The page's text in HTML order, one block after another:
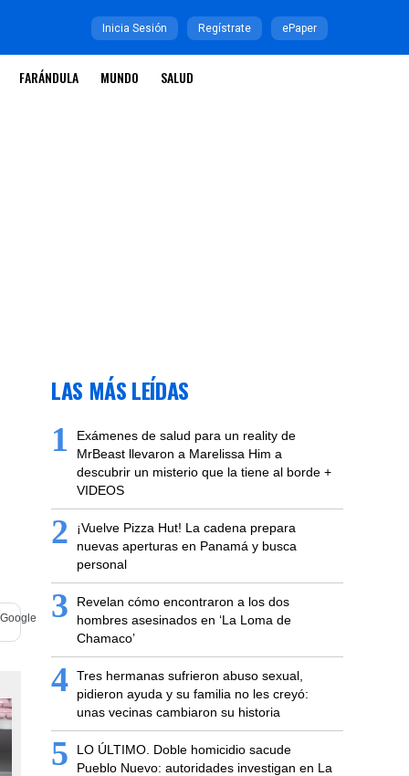
Inicia Sesión Regístrate ePaper
FARÁNDULA MUNDO SALUD
LAS MÁS LEÍDAS
1
Exámenes de salud para un reality de
MrBeast llevaron a Marelissa Him a
descubrir un misterio que la tiene al borde +
VIDEOS
2
¡Vuelve Pizza Hut! La cadena prepara
nuevas aperturas en Panamá y busca
personal
3
Revelan cómo encontraron a los dos
hombres asesinados en ‘La Loma de
Chamaco’
4 Tres hermanas sufrieron abuso sexual,
pidieron ayuda y su familia no les creyó:
unas vecinas cambiaron su historia
5
LO ÚLTIMO. Doble homicidio sacude
Pueblo Nuevo: autoridades investigan en La